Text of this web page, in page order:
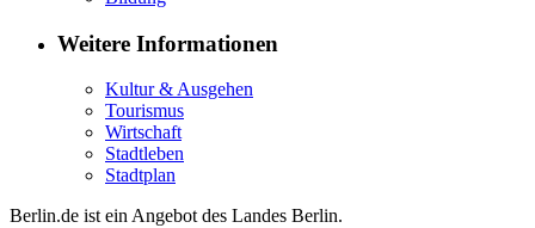
Weitere Informationen
Kultur & Ausgehen
Tourismus
Wirtschaft
Stadtleben
Stadtplan
Berlin.de ist ein Angebot des Landes Berlin.